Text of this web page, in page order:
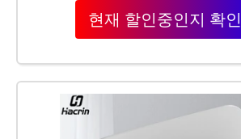
현재 할인중인지 확